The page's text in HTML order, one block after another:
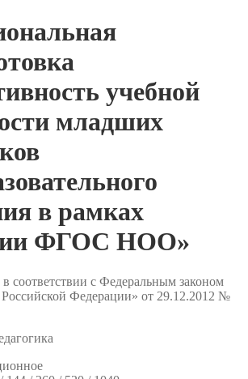
учебной
младших
в рамках
ФГОС НОО»
соответствии с Федеральным законом
Федерации» от 29.12.2012 №